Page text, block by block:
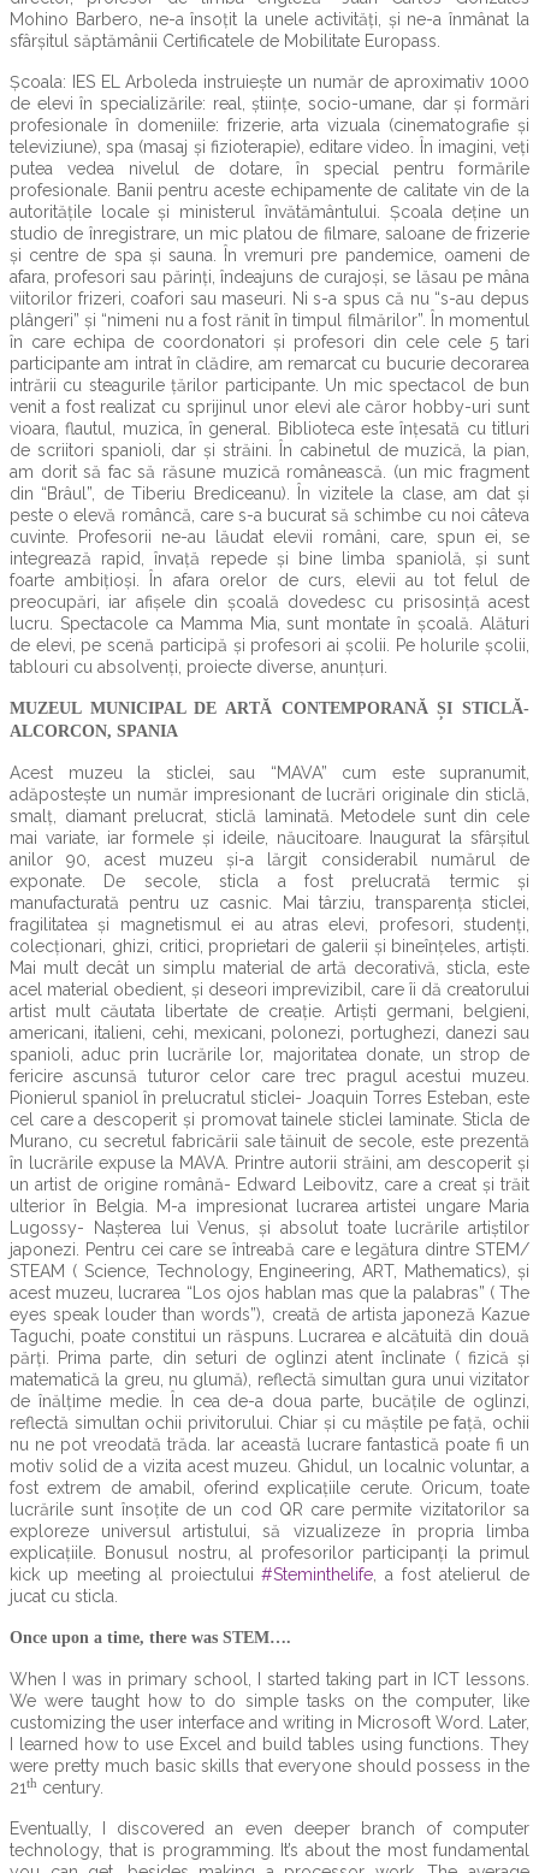
Mohino Barbero, ne-a însoțit la unele activități, și ne-a înmânat la
sfârșitul săptămânii Certificatele de Mobilitate Europass.
Școala: IES EL Arboleda instruiește un număr de aproximativ 1000
de elevi în specializările: real, științe, socio-umane, dar și formări
profesionale în domeniile: frizerie, arta vizuala (cinematografie și
televiziune), spa (masaj și fizioterapie), editare video. În imagini, veți
putea vedea nivelul de dotare, în special pentru formările
profesionale. Banii pentru aceste echipamente de calitate vin de la
autoritățile locale și ministerul învătământului. Școala deține un
studio de înregistrare, un mic platou de filmare, saloane de frizerie
și centre de spa și sauna. În vremuri pre pandemice, oameni de
afara, profesori sau părinți, îndeajuns de curajoși, se lăsau pe mâna
viitorilor frizeri, coafori sau maseuri. Ni s-a spus că nu “s-au depus
plângeri” și “nimeni nu a fost rănit în timpul filmărilor”. În momentul
în care echipa de coordonatori și profesori din cele cele 5 tari
participante am intrat în clădire, am remarcat cu bucurie decorarea
intrării cu steagurile țărilor participante. Un mic spectacol de bun
venit a fost realizat cu sprijinul unor elevi ale căror hobby-uri sunt
vioara, flautul, muzica, în general. Biblioteca este înțesată cu titluri
de scriitori spanioli, dar și străini. În cabinetul de muzică, la pian,
am dorit să fac să răsune muzică românească. (un mic fragment
din “Brâul”, de Tiberiu Brediceanu). În vizitele la clase, am dat și
peste o elevă româncă, care s-a bucurat să schimbe cu noi câteva
cuvinte. Profesorii ne-au lăudat elevii români, care, spun ei, se
integrează rapid, învață repede și bine limba spaniolă, și sunt
foarte ambițioși. În afara orelor de curs, elevii au tot felul de
preocupări, iar afișele din școală dovedesc cu prisosință acest
lucru. Spectacole ca Mamma Mia, sunt montate în școală. Alături
de elevi, pe scenă participă și profesori ai școlii. Pe holurile școlii,
tablouri cu absolvenți, proiecte diverse, anunțuri.
MUZEUL MUNICIPAL DE ARTĂ CONTEMPORANĂ ȘI STICLĂ-
ALCORCON, SPANIA
Acest muzeu la sticlei, sau “MAVA” cum este supranumit,
adăpostește un număr impresionant de lucrări originale din sticlă,
smalț, diamant prelucrat, sticlă laminată. Metodele sunt din cele
mai variate, iar formele și ideile, năucitoare. Inaugurat la sfârșitul
anilor 90, acest muzeu și-a lărgit considerabil numărul de
exponate. De secole, sticla a fost prelucrată termic și
manufacturată pentru uz casnic. Mai târziu, transparența sticlei,
fragilitatea și magnetismul ei au atras elevi, profesori, studenți,
colecționari, ghizi, critici, proprietari de galerii și bineînțeles, artiști.
Mai mult decât un simplu material de artă decorativă, sticla, este
acel material obedient, și deseori imprevizibil, care îi dă creatorului
artist mult căutata libertate de creație. Artiști germani, belgieni,
americani, italieni, cehi, mexicani, polonezi, portughezi, danezi sau
spanioli, aduc prin lucrările lor, majoritatea donate, un strop de
fericire ascunsă tuturor celor care trec pragul acestui muzeu.
Pionierul spaniol în prelucratul sticlei- Joaquin Torres Esteban, este
cel care a descoperit și promovat tainele sticlei laminate. Sticla de
Murano, cu secretul fabricării sale tăinuit de secole, este prezentă
în lucrările expuse la MAVA. Printre autorii străini, am descoperit și
un artist de origine română- Edward Leibovitz, care a creat și trăit
ulterior în Belgia. M-a impresionat lucrarea artistei ungare Maria
Lugossy- Nașterea lui Venus, și absolut toate lucrările artiștilor
japonezi. Pentru cei care se întreabă care e legătura dintre STEM/
STEAM ( Science, Technology, Engineering, ART, Mathematics), și
acest muzeu, lucrarea “Los ojos hablan mas que la palabras” ( The
eyes speak louder than words”), creată de artista japoneză Kazue
Taguchi, poate constitui un răspuns. Lucrarea e alcătuită din două
părți. Prima parte, din seturi de oglinzi atent înclinate ( fizică și
matematică la greu, nu glumă), reflectă simultan gura unui vizitator
de înălțime medie. În cea de-a doua parte, bucățile de oglinzi,
reflectă simultan ochii privitorului. Chiar și cu măștile pe față, ochii
nu ne pot vreodată trăda. Iar această lucrare fantastică poate fi un
motiv solid de a vizita acest muzeu. Ghidul, un localnic voluntar, a
fost extrem de amabil, oferind explicațiile cerute. Oricum, toate
lucrările sunt însoțite de un cod QR care permite vizitatorilor sa
exploreze universul artistului, să vizualizeze în propria limba
explicațiile. Bonusul nostru, al profesorilor participanți la primul
kick up meeting al proiectului#Steminthelife , a fost atelierul de
jucat cu sticla.
Once upon a time, there was STEM….
When I was in primary school, I started taking part in ICT lessons.
We were taught how to do simple tasks on the computer, like
customizing the user interface and writing in Microsoft Word. Later,
I learned how to use Excel and build tables using functions. They
were pretty much basic skills that everyone should possess in the
21th century.
Eventually, I discovered an even deeper branch of computer
technology, that is programming. It’s about the most fundamental